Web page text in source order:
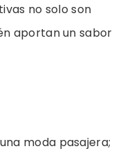
no solo son
aportan un sabor
moda pasajera;